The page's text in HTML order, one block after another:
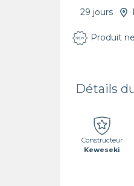
29 jours
Produit
Détails
Constructeur
Keweseki